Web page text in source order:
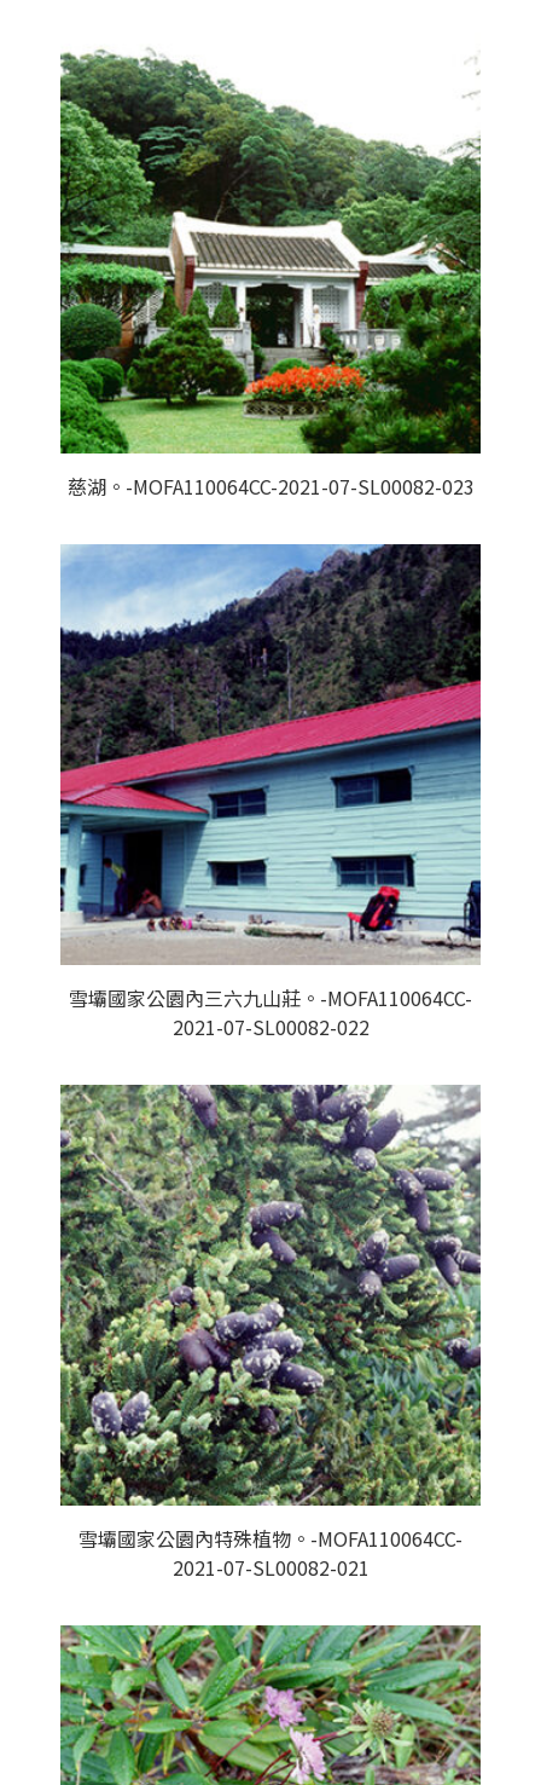
慈湖。-MOFA110064CC-2021-07-SL00082-023
雪壩國家公園內三六九山莊。-MOFA110064CC-
2021-07-SL00082-022
雪壩國家公園內特殊植物。-MOFA110064CC-
2021-07-SL00082-021